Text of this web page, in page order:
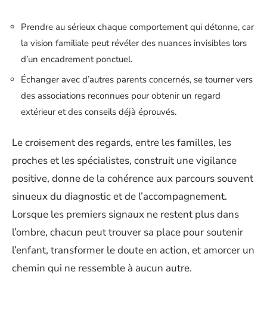
Prendre au sérieux chaque comportement qui détonne, car
la vision familiale peut révéler des nuances invisibles lors
d’un encadrement ponctuel.
Échanger avec d’autres parents concernés, se tourner vers
des associations reconnues pour obtenir un regard
extérieur et des conseils déjà éprouvés.
Le croisement des regards, entre les familles, les
proches et les spécialistes, construit une vigilance
positive, donne de la cohérence aux parcours souvent
sinueux du diagnostic et de l’accompagnement.
Lorsque les premiers signaux ne restent plus dans
l’ombre, chacun peut trouver sa place pour soutenir
l’enfant, transformer le doute en action, et amorcer un
chemin qui ne ressemble à aucun autre.